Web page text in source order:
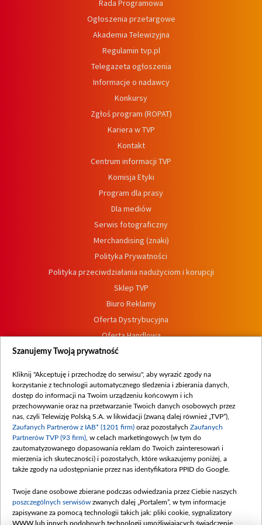
Rada Programowa
Ogłoszenia przetargowe
Akademia Telewizyjna
Regulamin tvp.pl
Telegazeta ogłoszenia
Informacje o nadawcy
Konkursy
Zgłoś program (ROPAT)
Kariera w TVP
Kontakt
Centrum informacji TVP
Komisja Etyki
Program dla prasy
Dla mediów
Serwis fotograficzny
Merchandising (znaki)
Polityka Prywatności
Polityka przeciwdziałania nadużyciom i korupcji
Sklep TVP
Biuro Reklamy
Oferta Dystrybucyjna
Oferta Handlowa
Dostępność
Procedura zgłoszeń wewnętrznych
Szanujemy Twoją prywatność
Kliknij "Akceptuję i przechodzę do serwisu", aby wyrazić zgody na
korzystanie z technologii automatycznego śledzenia i zbierania danych,
dostęp do informacji na Twoim urządzeniu końcowym i ich
przechowywanie oraz na przetwarzanie Twoich danych osobowych przez
nas, czyli Telewizję Polską S.A. w likwidacji (zwaną dalej również „TVP”),
Zaufanych Partnerów z IAB* (1201 firm) oraz pozostałych Zaufanych
Partnerów TVP (93 firm) , w celach marketingowych (w tym do
zautomatyzowanego dopasowania reklam do Twoich zainteresowań i
mierzenia ich skuteczności) i pozostałych, które wskazujemy poniżej, a
także zgody na udostępnianie przez nas identyfikatora PPID do Google.
Twoje dane osobowe zbierane podczas odwiedzania przez Ciebie naszych
poszczególnych serwisów zwanych dalej „Portalem”, w tym informacje
zapisywane za pomocą technologii takich jak: pliki cookie, sygnalizatory
WWW lub innych podobnych technologii umożliwiających świadczenie